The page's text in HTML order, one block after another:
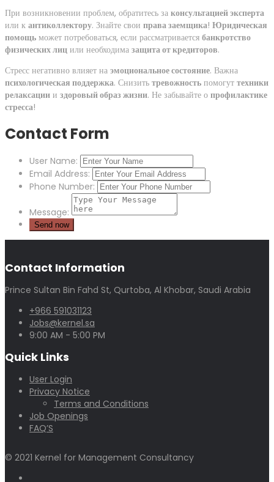
При возникновении проблем, обратитесь за консультацией эксперта
или к антиколлектору. Знайте свои права заемщика! Юридическая
помощь может потребоваться, если рассматривается банкротство
физических лиц или необходима защита от кредиторов.
Стресс негативно влияет на эмоциональное состояние. Важна
психологическая поддержка. Снизить тревожность помогут техники
релаксации и здоровый образ жизни. Не забывайте о профилактике
стресса!
Contact Form
User Name:
Email Address:
Phone Number:
Message:
Contact Information
Prince Sultan Bin Fahd St, Qurtoba, Al Khobar, Saudi Arabia
+966 591031123
Jobs@kernel.sa
9:00 AM - 5:00 PM
Quick Links
User Login
Privacy Notice
Terms and Conditions
Job Openings
FAQ’S
© 2021 Kernel for Management Consultancy